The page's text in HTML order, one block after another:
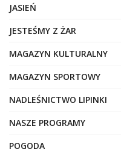
JASIEŃ
JESTEŚMY Z ŻAR
MAGAZYN KULTURALNY
MAGAZYN SPORTOWY
NADLEŚNICTWO LIPINKI
NASZE PROGRAMY
POGODA